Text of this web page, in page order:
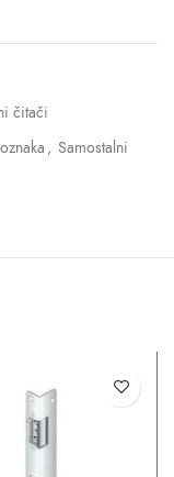
čitači
, Samostalni